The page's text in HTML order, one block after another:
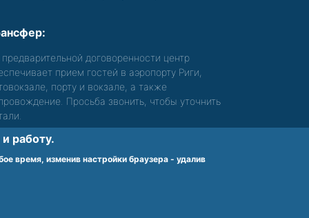
договоренности центр
прием гостей в аэропорту Риги,
порту и вокзале, а также
Просьба звонить, чтобы уточнить
работу.
время, изменив настройки браузера - удалив